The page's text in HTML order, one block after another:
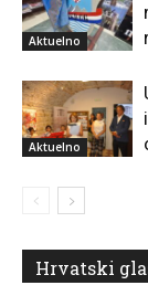
Aktuelno
Aktuelno
Hrvatski